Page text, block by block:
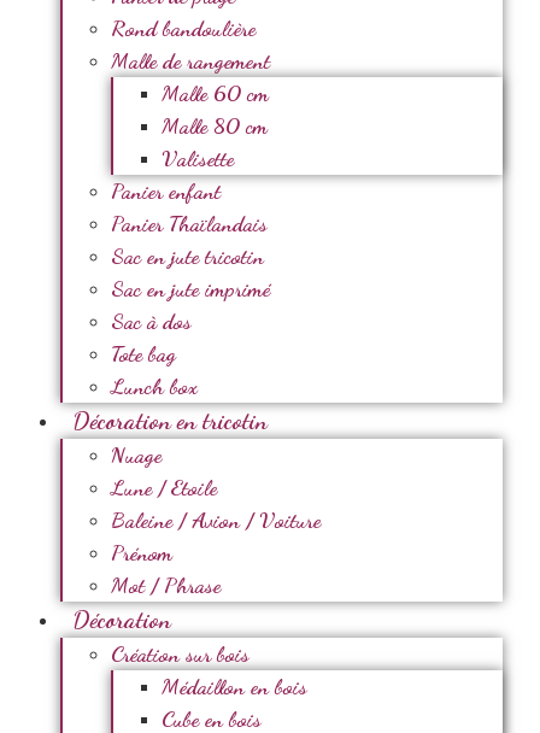
Rond bandoulière
Malle de rangement
Malle 60 cm
Malle 80 cm
Valisette
Panier enfant
Panier Thaïlandais
Sac en jute tricotin
Sac en jute imprimé
Sac à dos
Tote bag
Lunch box
Décoration en tricotin
Nuage
Lune / Etoile
Baleine / Avion / Voiture
Prénom
Mot / Phrase
Décoration
Création sur bois
Médaillon en bois
Cube en bois